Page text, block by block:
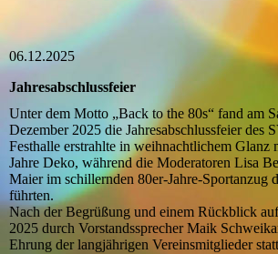
06.12.2025
Jahresabschlussfeier
Unter dem Motto „Back to the 80s“ fand am
Dezember 2025 die Jahresabschlussfeier des
Festhalle erstrahlte in weihnachtlichem Glanz
Jahre Deko, während die Moderatoren Lisa
Maier im schillernden 80er-Jahre-Sportanzug
führten.
Nach der Begrüßung und einem Rückblick
2025 durch Vorstandssprecher Maik
Ehrung der langjährigen Vereinsmitglieder